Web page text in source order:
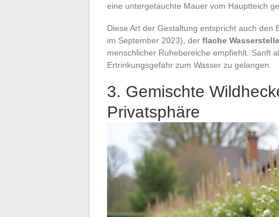
eine untergetauchte Mauer vom Hauptteich
Diese Art der Gestaltung entspricht auch
im September 2023), der flache
menschlicher Ruhebereiche empfiehlt. Sanft
Ertrinkungsgefahr zum Wasser zu gelangen.
3. Gemischte
Privatsphäre